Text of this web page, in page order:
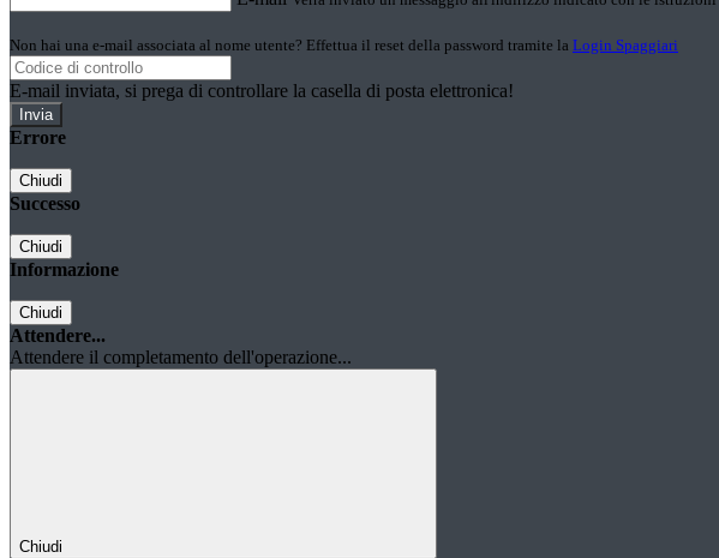
Non hai una e-mail associata al nome utente? Effettua il reset della password tramite la Login Spaggiari
E-mail inviata, si prega di controllare la casella di posta elettronica!
Errore
Chiudi
Successo
Chiudi
Informazione
Chiudi
Attendere...
Attendere il completamento dell'operazione...
Chiudi